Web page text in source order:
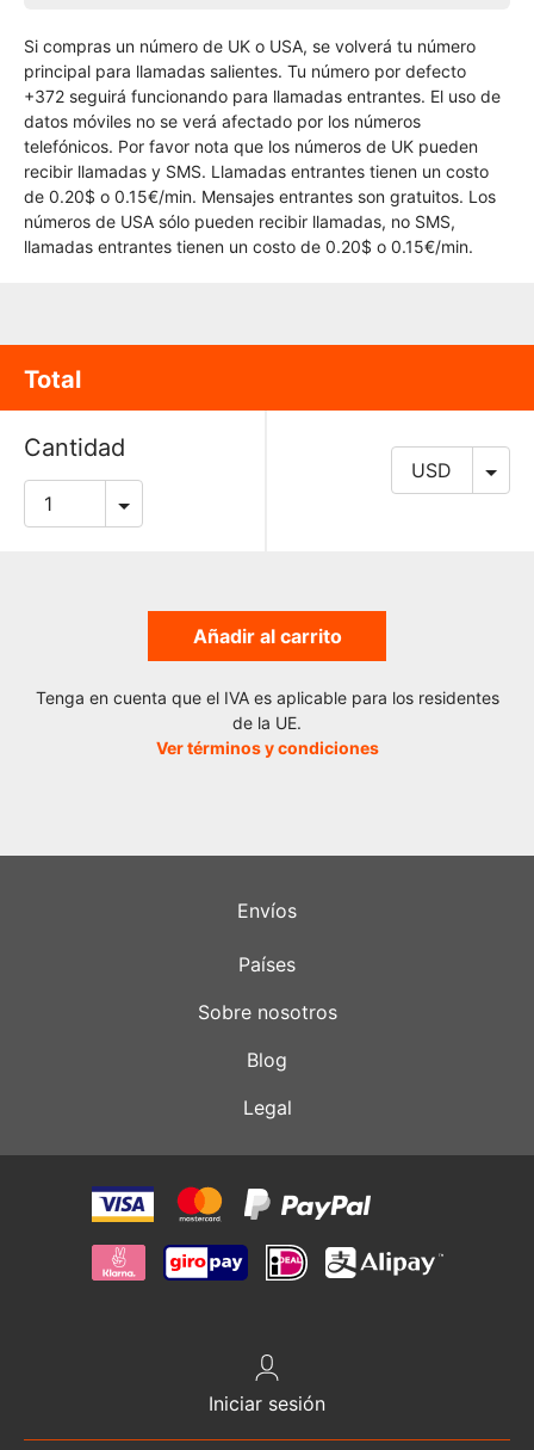
Si compras un número de UK o USA, se volverá tu número
principal para llamadas salientes. Tu número por defecto
+372 seguirá funcionando para llamadas entrantes. El uso de
datos móviles no se verá afectado por los números
telefónicos. Por favor nota que los números de UK pueden
recibir llamadas y SMS. Llamadas entrantes tienen un costo
de 0.20$ o 0.15€/min. Mensajes entrantes son gratuitos. Los
números de USA sólo pueden recibir llamadas, no SMS,
llamadas entrantes tienen un costo de 0.20$ o 0.15€/min.
Total
Cantidad
Añadir al carrito
Tenga en cuenta que el IVA es aplicable para los residentes
de la UE.
Ver términos y condiciones
Envíos
Países
Sobre nosotros
Blog
Legal
Iniciar sesión